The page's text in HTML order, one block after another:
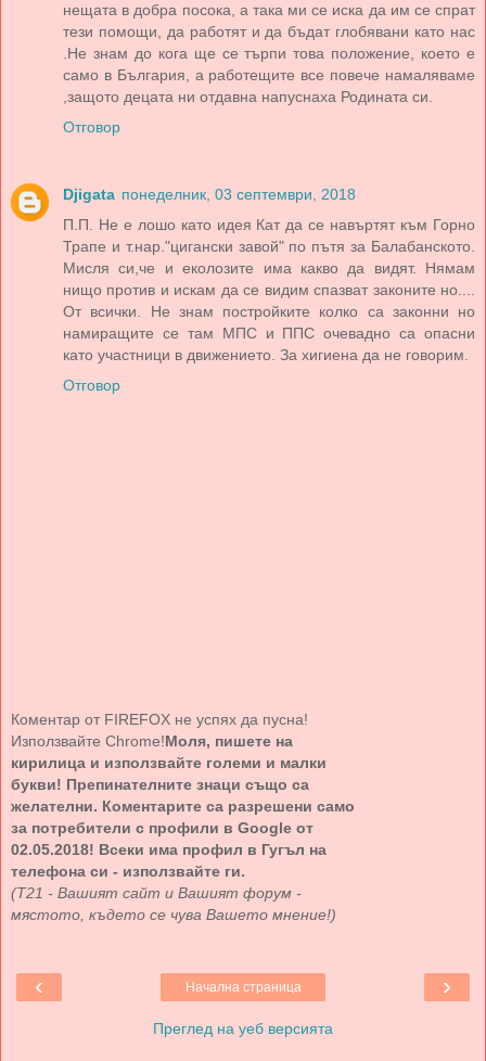
нещата в добра посока, а така ми се иска да им се спрат
тези помощи, да работят и да бъдат глобявани като нас
.Не знам до кога ще се търпи това положение, което е
само в България, а работещите все повече намаляваме
,защото децата ни отдавна напуснаха Родината си.
Отговор
Djigata понеделник, 03 септември, 2018
П.П. Не е лошо като идея Кат да се навъртят към Горно
Трапе и т.нар."цигански завой" по пътя за Балабанското.
Мисля си,че и еколозите има какво да видят. Нямам
нищо против и искам да се видим спазват законите но....
От всички. Не знам постройките колко са законни но
намиращите се там МПС и ППС очевадно са опасни
като участници в движението. За хигиена да не говорим.
Отговор
Коментар от FIREFOX не успях да пусна!
Използвайте Chrome!Моля, пишете на
кирилица и използвайте големи и малки
букви! Препинателните знаци също са
желателни. Коментарите са разрешени само
за потребители с профили в Google от
02.05.2018! Всеки има профил в Гугъл на
телефона си - използвайте ги.
(Т21 - Вашият сайт и Вашият форум -
мястото, където се чува Вашето мнение!)
‹ ›
Начална страница
Преглед на уеб версията